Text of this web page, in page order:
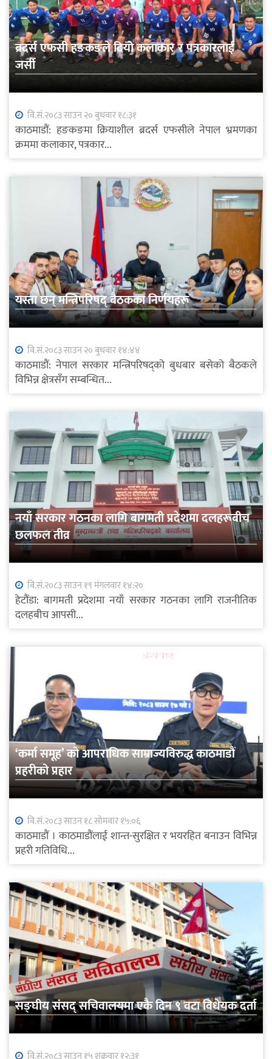
ब्रदर्स एफसी हङकङले दियो कलाकार र पत्रकारलाई
जर्सी
वि.सं.२०८३ साउन २० बुधवार १८:३१
काठमाडौं: हङकङमा क्रियाशील ब्रदर्स एफसीले नेपाल भ्रमणका
क्रममा कलाकार, पत्रकार...
यस्ता छन् मन्त्रिपरिषद् बैठकका निर्णयहरू
वि.सं.२०८३ साउन २० बुधवार १४:४४
काठमाडौं: नेपाल सरकार मन्त्रिपरिषद्को बुधबार बसेको बैठकले
विभिन्न क्षेत्रसँग सम्बन्धित...
नयाँ सरकार गठनका लागि बागमती प्रदेशमा दलहरूबीच
छलफल तीव्र
वि.सं.२०८३ साउन १९ मंगलवार १४:२०
हेटौंडा: बागमती प्रदेशमा नयाँ सरकार गठनका लागि राजनीतिक
दलहबीच आपसी...
‘कर्मा समूह’ को आपराधिक साम्राज्यविरुद्ध काठमाडौं
प्रहरीको प्रहार
वि.सं.२०८३ साउन १८ सोमवार १५:०६
काठमाडौं । काठमाडौंलाई शान्त-सुरक्षित र भयरहित बनाउन विभिन्न
प्रहरी गतिविधि...
सङ्घीय संसद् सचिवालयमा एकै दिन ९ वटा विधेयक दर्ता